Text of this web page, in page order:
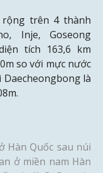
trên 4 thành
Inje, Goseong
tích 163,6 km
so với mực nước
là
Hàn Quốc sau núi
ở miền nam Hàn